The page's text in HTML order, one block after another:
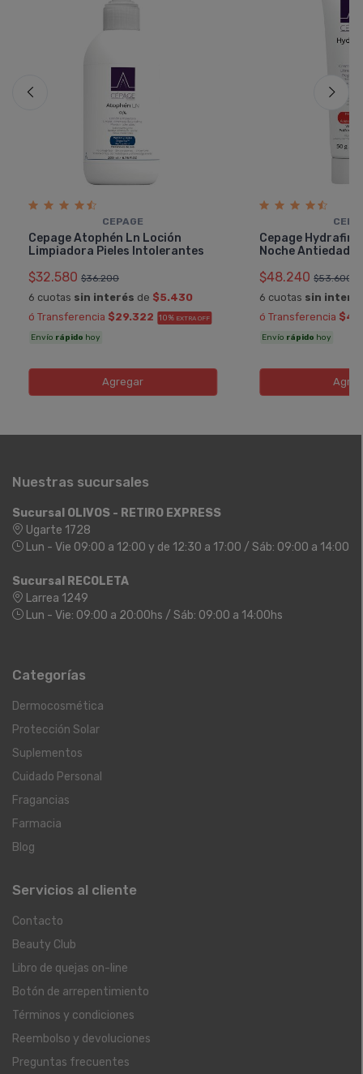
CEPAGE
Cepage Atophén Ln Loción
Limpiadora Pieles Intolerantes
$32.580 $36.200
6 cuotas sin interés de $5.430
ó Transferencia $29.322 10% EXTRA OFF
Envío rápido hoy
Agregar
Cepage Hydrafirm
Noche Antiedad
$48.240 $53.600
6 cuotas sin
ó Transferencia
Envío rápido hoy
Nuestras sucursales
Sucursal OLIVOS - RETIRO EXPRESS
Ugarte 1728
Lun - Vie 09:00 a 12:00 y de 12:30 a 17:00 / Sáb: 09:00 a 14:00
Sucursal RECOLETA
Larrea 1249
Lun - Vie: 09:00 a 20:00hs / Sáb: 09:00 a 14:00hs
Categorías
Dermocosmética
Protección Solar
Suplementos
Cuidado Personal
Fragancias
Farmacia
Blog
Servicios al cliente
Contacto
Beauty Club
Libro de quejas on-line
Botón de arrepentimiento
Términos y condiciones
Reembolso y devoluciones
Preguntas frecuentes